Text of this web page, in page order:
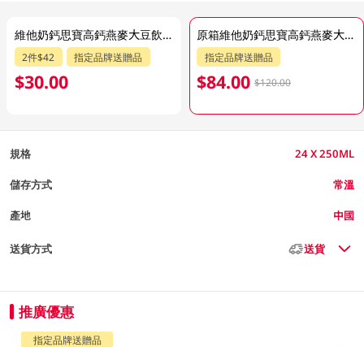
維他奶鈣思寶高鈣燕麥大豆飲品 6 X 250ML (新舊包裝隨機發貨)
2件$42 指定品牌送贈品
$30.00
原箱維他奶鈣思寶高鈣燕麥大豆飲品 24 X 250ML (新舊包裝隨機發貨)
指定品牌送贈品
$84.00 $120.00
規格 24 X 250ML
儲存方式 常溫
產地 中國
送貨方式 送貨
推廣優惠
指定品牌送贈品